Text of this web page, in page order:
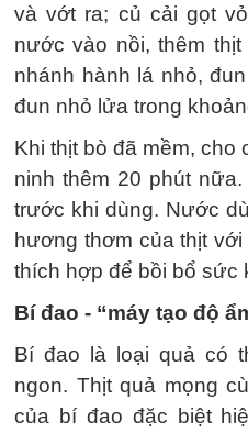
và vớt ra; củ cải gọt
nước vào nồi, thêm
nhánh hành lá nhỏ,
đun nhỏ lửa trong
Khi thịt bò đã mềm, cho
ninh thêm 20 phút
trước khi dùng. Nước
hương thơm của thịt
thích hợp để bồi bổ sức
Bí đao - “máy tạo độ
Bí đao là loại quả có
ngon. Thịt quả mọng
của bí đao đặc biệt